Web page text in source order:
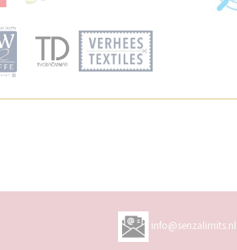
info@senzalimits.nl